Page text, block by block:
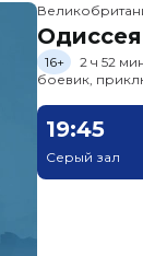
16+
2 ч 52
боевик,
19:45
Серый зал